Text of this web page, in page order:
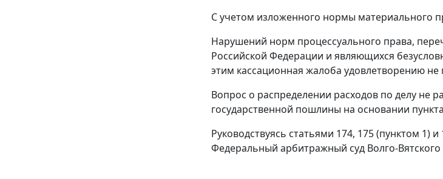
С учетом изложенного нормы материального
Нарушений норм процессуального права,
Российской Федерации и являющихся
этим кассационная жалоба удовлетворению не
Вопрос о распределении расходов по делу не
государственной пошлины на основании
Руководствуясь статьями 174, 175 (пунктом 1) и
Федеральный арбитражный суд Волго-Вятского